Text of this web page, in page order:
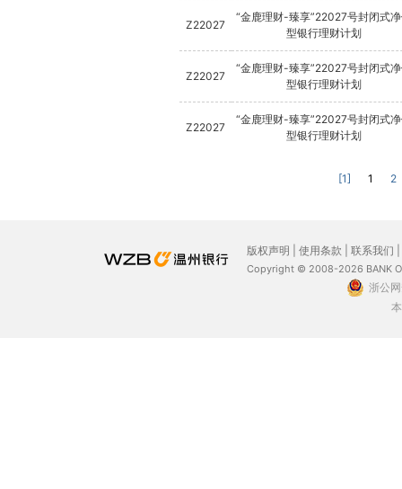
Z22027
“金鹿理财-臻享”22027号封闭式
型银行理财计划
Z22027
“金鹿理财-臻享”22027号封闭式
型银行理财计划
Z22027
“金鹿理财-臻享”22027号封闭式
型银行理财计划
[1] 1 2
版权声明 使用条款 联系我们
Copyright © 2008-2026 BANK
浙公